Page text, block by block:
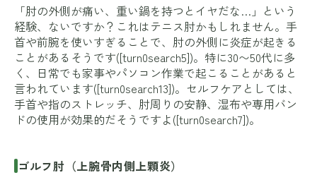
「肘の外側が痛い、重い鍋を持つとイヤだな…」という
経験、ないですか？これはテニス肘かもしれません。手
首や前腕を使いすぎることで、肘の外側に炎症が起きる
ことがあるそうです([turn0search5])。特に30〜50代に多
く、日常でも家事やパソコン作業で起こることがあると
言われています([turn0search13])。セルフケアとしては、
手首や指のストレッチ、肘周りの安静、湿布や専用バン
ドの使用が効果的だそうですよ([turn0search7])。
ゴルフ肘（上腕骨内側上顆炎）